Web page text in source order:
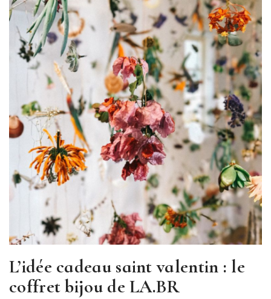
L’idée cadeau saint valentin : le
coffret bijou de LA.BR